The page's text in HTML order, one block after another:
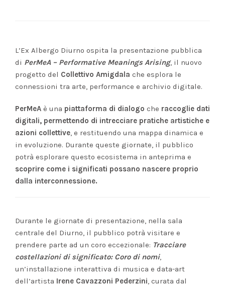
L’Ex Albergo Diurno ospita la presentazione pubblica
di PerMeA – Performative Meanings Arising, il nuovo
progetto del Collettivo Amigdala che esplora le
connessioni tra arte, performance e archivio digitale.
PerMeA è una piattaforma di dialogo che raccoglie dati
digitali, permettendo di intrecciare pratiche artistiche e
azioni collettive, e restituendo una mappa dinamica e
in evoluzione. Durante queste giornate, il pubblico
potrà esplorare questo ecosistema in anteprima e
scoprire come i significati possano nascere proprio
dalla interconnessione.
Durante le giornate di presentazione, nella sala
centrale del Diurno, il pubblico potrà visitare e
prendere parte ad un coro eccezionale: Tracciare
costellazioni di significato: Coro di nomi,
un’installazione interattiva di musica e data-art
dell’artista Irene Cavazzoni Pederzini, curata dal